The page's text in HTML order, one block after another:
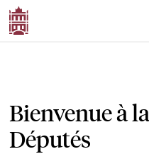
Bienvenue à
Députés